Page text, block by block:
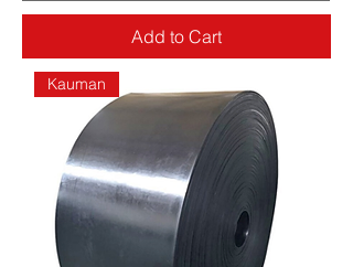
Add to Cart
Kauman